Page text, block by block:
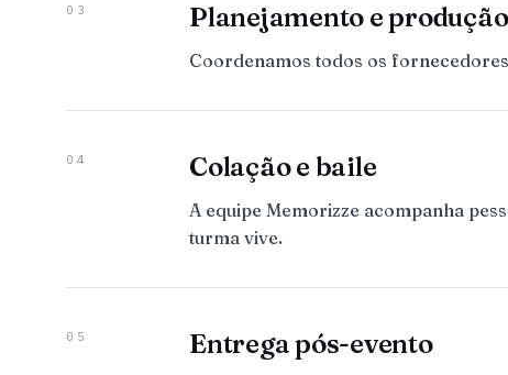
03 Planejamento e produção
Coordenamos todos os
04 Colação e baile
A equipe Memorizze acompanha
turma vive.
05 Entrega pós-evento